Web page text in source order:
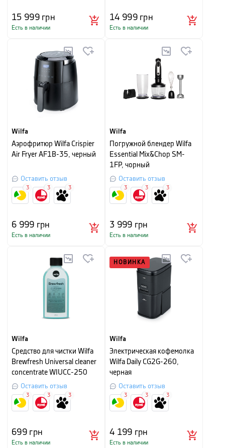
15 999грн
Есть в наличии
14 999грн
Есть в наличии
Wilfa
Аэрофритюр Wilfa Crispier
Air Fryer AF1B-35, черный
Оставить отзыв
6 999 грн
Есть в наличии
3 3 3
Wilfa
Погружной блендер Wilfa
Essential Mix&Chop SM-
1FP, чорный
Оставить отзыв
3 999 грн
Есть в наличии
3 3 3
Wilfa
Средство для чистки Wilfa
Brewfresh Universal cleaner
concentrate WIUCC-250
Оставить отзыв
699грн
Есть в наличии
3 3 3
НОВИНКА
Wilfa
Электрическая кофемолка
Wilfa Daily CG2G-260,
черная
Оставить отзыв
4 199 грн
Есть в наличии
3 3 3